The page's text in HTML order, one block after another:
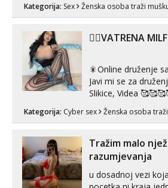
puta dnevno bilo
link ispod i nadji me
Kategorija: Sex Ženska osoba traži
❤️‍🔥VATRENA
🎇Online druženje
Javi mi se za
Slikice, Videa
🥰 Solo ili sa
Javi mi se porukom
Telegram
RADIM SASTANKE I
Kategorija: Cyber sex Ženska osoba
Tražim malo
razumjevanja
u dosadnoj vezi